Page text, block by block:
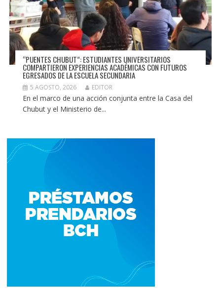
“PUENTES CHUBUT”: ESTUDIANTES UNIVERSITARIOS
COMPARTIERON EXPERIENCIAS ACADÉMICAS CON FUTUROS
EGRESADOS DE LA ESCUELA SECUNDARIA
5 AGOSTO, 2026 EDITOR
En el marco de una acción conjunta entre la Casa del
Chubut y el Ministerio de...